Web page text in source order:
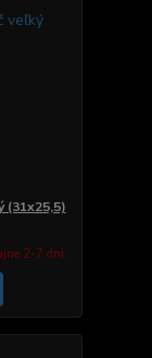
(31x25,5)
2-7 dni.